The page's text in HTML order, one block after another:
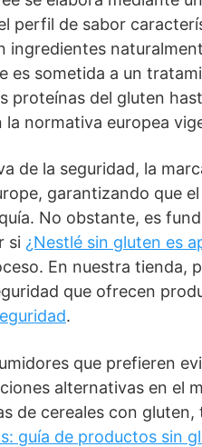
perfil de sabor
ingredientes
es sometida a un
proteínas del gluten
la normativa europea
de la seguridad, la
garantizando que
No obstante, es
si ¿Nestlé sin gluten es
En nuestra tienda,
que ofrecen
.
que prefieren
alternativas en el
de cereales con
guía de productos sin